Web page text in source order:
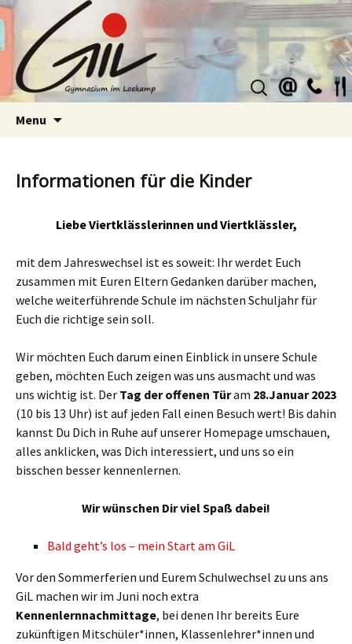
Suchen
nach:
Menu
Informationen für die Kinder
Liebe Viertklässlerinnen und Viertklässler,
mit dem Jahreswechsel ist es soweit: Ihr werdet Euch
zusammen mit Euren Eltern Gedanken darüber machen,
welche weiterführende Schule im nächsten Schuljahr für
Euch die richtige sein soll.
Wir möchten Euch darum einen Einblick in unsere Schule
geben, möchten Euch zeigen was uns ausmacht und was
uns wichtig ist. Der Tag der offenen Türam 28.Januar 2023
(10 bis 13 Uhr) ist auf jeden Fall einen Besuch wert! Bis dahin
kannst Du Dich in Ruhe auf unserer Homepage umschauen,
alles anklicken, was Dich interessiert, und uns so ein
bisschen besser kennenlernen.
Wir wünschen Dir viel Spaß dabei!
Bald geht’s los – mein Start am GiL
Vor den Sommerferien und Eurem Schulwechsel zu uns ans
GiL machen wir im Juni noch extra
Kennenlernnachmittage, bei denen Ihr bereits Eure
zukünftigen Mitschüler*innen, Klassenlehrer*innen und